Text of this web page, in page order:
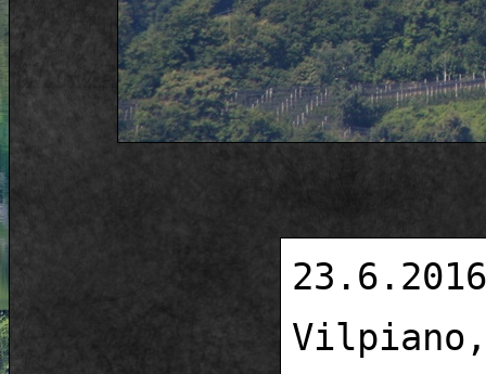
23.6.2016